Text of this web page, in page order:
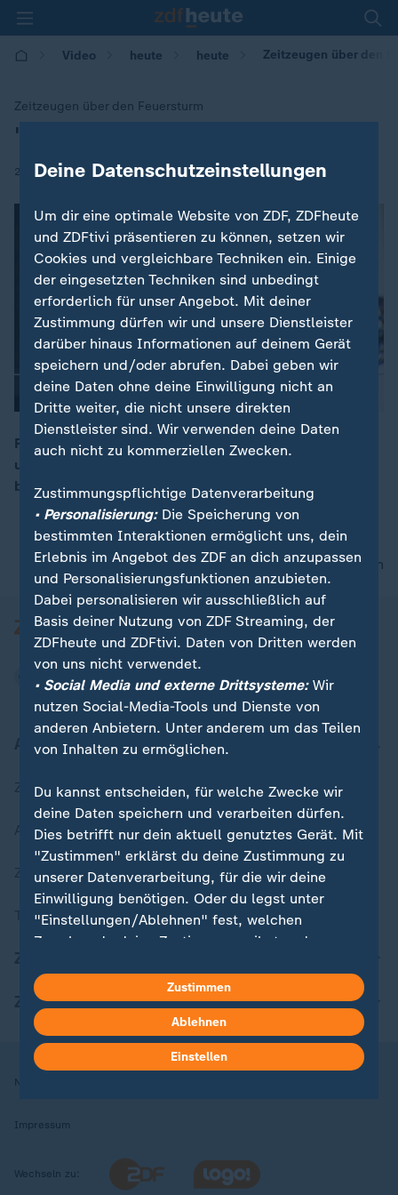
Video heute heute Zeitzeugen über den
Zeitzeugen über den Feuersturm
:"Das Ziel war Hamburg"
24.07.2018 | 06:00
Ron Tomlin, ein Mitglied der britischen Bomberstaffel,
und Wolf Biermann, damals sechseinhalb Jahre alt,
berichten über den Feuersturm von Hamburg.
nach oben
Aktuell bei ZDFheute
Zuletzt veröffentlicht
Aktuelle Sendungs-Videos
ZDFheute Stories
Themen im Überblick
ZDFheute Apps
Nutzungsbedingungen
Impressum
Wechseln zu:
Deine Datenschutzeinstellungen
Um dir eine optimale Website von ZDF, ZDFheute
und ZDFtivi präsentieren zu können, setzen wir
Cookies und vergleichbare Techniken ein. Einige
der eingesetzten Techniken sind unbedingt
erforderlich für unser Angebot. Mit deiner
Zustimmung dürfen wir und unsere Dienstleister
darüber hinaus Informationen auf deinem Gerät
speichern und/oder abrufen. Dabei geben wir
deine Daten ohne deine Einwilligung nicht an
Dritte weiter, die nicht unsere direkten
Dienstleister sind. Wir verwenden deine Daten
auch nicht zu kommerziellen Zwecken.
Zustimmungspflichtige Datenverarbeitung
• Personalisierung:Die Speicherung von
bestimmten Interaktionen ermöglicht uns, dein
Erlebnis im Angebot des ZDF an dich anzupassen
und Personalisierungsfunktionen anzubieten.
Dabei personalisieren wir ausschließlich auf
Basis deiner Nutzung von ZDF Streaming, der
ZDFheute und ZDFtivi. Daten von Dritten werden
von uns nicht verwendet.
• Social Media und externe Drittsysteme:Wir
nutzen Social-Media-Tools und Dienste von
anderen Anbietern. Unter anderem um das Teilen
von Inhalten zu ermöglichen.
Du kannst entscheiden, für welche Zwecke wir
deine Daten speichern und verarbeiten dürfen.
Dies betrifft nur dein aktuell genutztes Gerät. Mit
"Zustimmen" erklärst du deine Zustimmung zu
unserer Datenverarbeitung, für die wir deine
Einwilligung benötigen. Oder du legst unter
"Einstellungen/Ablehnen" fest, welchen
Zwecken du deine Zustimmung gibst und
kannst du jederzeit mit Wirkung für die Zukunft
in deinen Einstellungen widerrufen oder ändern.
Hier findest du das Impressum.
Weitere Informationen findest du in unserer
Zustimmen
Ablehnen
Einstellen